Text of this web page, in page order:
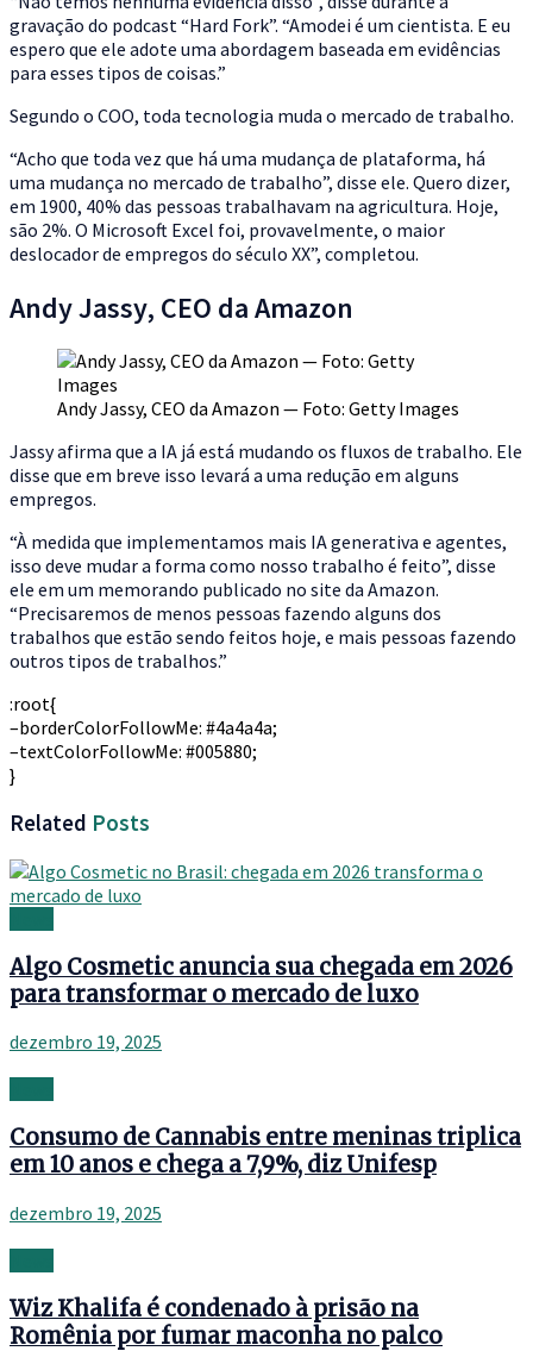
gravação do podcast “Hard Fork”. “Amodei é um cientista. E eu
espero que ele adote uma abordagem baseada em evidências
para esses tipos de coisas.”
Segundo o COO, toda tecnologia muda o mercado de trabalho.
“Acho que toda vez que há uma mudança de plataforma, há
uma mudança no mercado de trabalho”, disse ele. Quero dizer,
em 1900, 40% das pessoas trabalhavam na agricultura. Hoje,
são 2%. O Microsoft Excel foi, provavelmente, o maior
deslocador de empregos do século XX”, completou.
Andy Jassy, CEO da Amazon
Andy Jassy, CEO da Amazon — Foto: Getty Images
Jassy afirma que a IA já está mudando os fluxos de trabalho. Ele
disse que em breve isso levará a uma redução em alguns
empregos.
“À medida que implementamos mais IA generativa e agentes,
isso deve mudar a forma como nosso trabalho é feito”, disse
ele em um memorando publicado no site da Amazon.
“Precisaremos de menos pessoas fazendo alguns dos
trabalhos que estão sendo feitos hoje, e mais pessoas fazendo
outros tipos de trabalhos.”
:root{
–borderColorFollowMe: #4a4a4a;
–textColorFollowMe: #005880;
}
Related Posts
Algo Cosmetic anuncia sua chegada em 2026
para transformar o mercado de luxo
dezembro 19, 2025
Consumo de Cannabis entre meninas triplica
em 10 anos e chega a 7,9%, diz Unifesp
dezembro 19, 2025
Wiz Khalifa é condenado à prisão na
Romênia por fumar maconha no palco